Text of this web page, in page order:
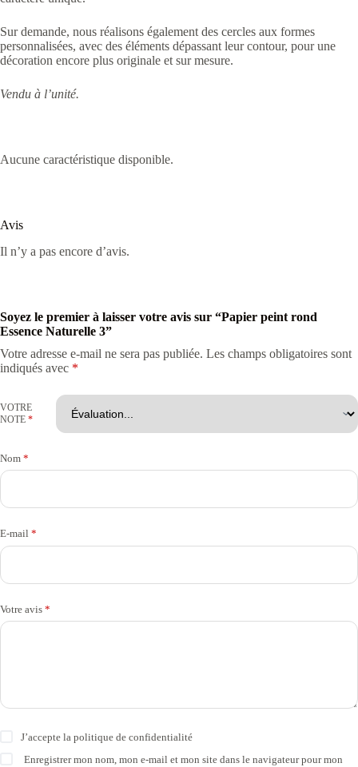
Sur demande, nous réalisons également des cercles aux formes
personnalisées, avec des éléments dépassant leur contour, pour une
décoration encore plus originale et sur mesure.
Vendu à l’unité.
Aucune caractéristique disponible.
Avis
Il n’y a pas encore d’avis.
Soyez le premier à laisser votre avis sur “Papier peint rond
Essence Naturelle 3”
Votre adresse e-mail ne sera pas publiée. Les champs obligatoires sont
indiqués avec *
VOTRE
NOTE *
Nom *
E-mail *
Votre avis *
J’accepte la politique de confidentialité
Enregistrer mon nom, mon e-mail et mon site dans le navigateur pour mon